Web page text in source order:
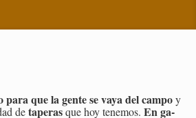
para que la gente se vaya del campoy
deta­pe­rasque hoy te­ne­mos. En ga­